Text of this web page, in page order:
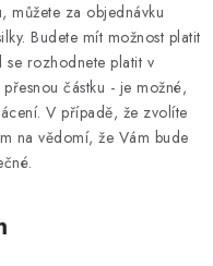
můžete za objednávku
Budete mít možnost platit
se rozhodnete platit v
částku - je možné,
V případě, že zvolíte
na vědomí, že Vám bude